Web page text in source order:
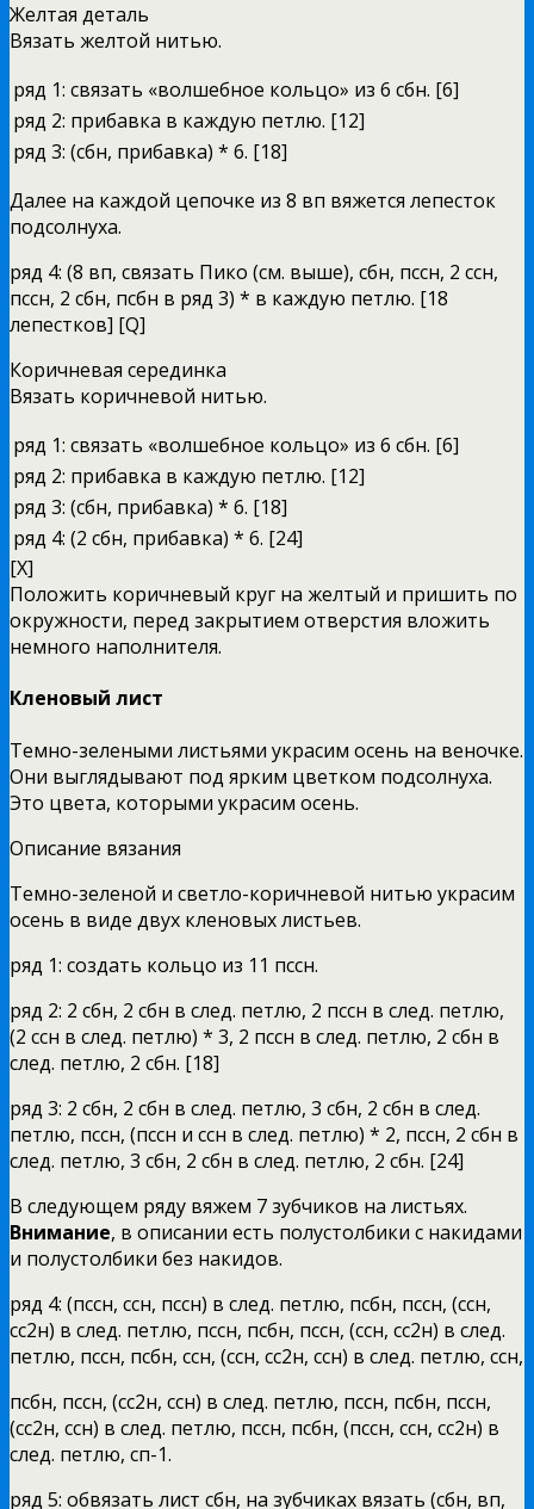
Желтая деталь
Вязать желтой нитью.
ряд 1: связать «волшебное кольцо» из 6 сбн. [6]
ряд 2: прибавка в каждую петлю. [12]
ряд 3: (сбн, прибавка) * 6. [18]
Далее на каждой цепочке из 8 вп вяжется лепесток
подсолнуха.
ряд 4: (8 вп, связать Пико (см. выше), сбн, пссн, 2 ссн,
пссн, 2 сбн, псбн в ряд 3) * в каждую петлю. [18
лепестков] [Q]
Коричневая серединка
Вязать коричневой нитью.
ряд 1: связать «волшебное кольцо» из 6 сбн. [6]
ряд 2: прибавка в каждую петлю. [12]
ряд 3: (сбн, прибавка) * 6. [18]
ряд 4: (2 сбн, прибавка) * 6. [24]
[X]
Положить коричневый круг на желтый и пришить по
окружности, перед закрытием отверстия вложить
немного наполнителя.
Кленовый лист
Темно-зелеными листьями украсим осень на веночке.
Они выглядывают под ярким цветком подсолнуха.
Это цвета, которыми украсим осень.
Описание вязания
Темно-зеленой и светло-коричневой нитью украсим
осень в виде двух кленовых листьев.
ряд 1: создать кольцо из 11 пссн.
ряд 2: 2 сбн, 2 сбн в след. петлю, 2 пссн в след. петлю,
(2 ссн в след. петлю) * 3, 2 пссн в след. петлю, 2 сбн в
след. петлю, 2 сбн. [18]
ряд 3: 2 сбн, 2 сбн в след. петлю, 3 сбн, 2 сбн в след.
петлю, пссн, (пссн и ссн в след. петлю) * 2, пссн, 2 сбн в
след. петлю, 3 сбн, 2 сбн в след. петлю, 2 сбн. [24]
В следующем ряду вяжем 7 зубчиков на листьях.
Внимание, в описании есть полустолбики с накидами
и полустолбики без накидов.
ряд 4: (пссн, ссн, пссн) в след. петлю, псбн, пссн, (ссн,
сс2н) в след. петлю, пссн, псбн, пссн, (ссн, сс2н) в след.
петлю, пссн, псбн, ссн, (ссн, сс2н, ссн) в след. петлю, ссн,
псбн, пссн, (сс2н, ссн) в след. петлю, пссн, псбн, пссн,
(сс2н, ссн) в след. петлю, пссн, псбн, (пссн, ссн, сс2н) в
след. петлю, сп-1.
ряд 5: обвязать лист сбн, на зубчиках вязать (сбн, вп,